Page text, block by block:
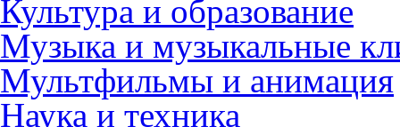
Культура и образование
Музыка и музыкальные
Мультфильмы и анимация
Наука и техника